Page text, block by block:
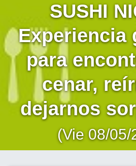
SUSHI
Experiencia
para
cenar,
dejarnos
(Vie 08/05/